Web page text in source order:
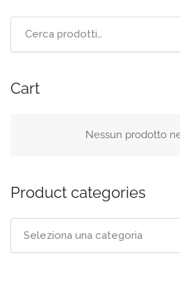
Cart
Nessun prodotto
Product categories
Seleziona una categoria